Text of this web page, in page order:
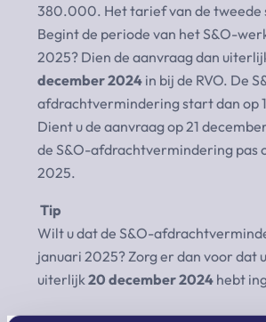
380.000. Het tarief van de tweede
Begint de periode van het S&O-
2025? Dien de aanvraag dan
december 2024 in bij de RVO. De
afdrachtvermindering start dan op
Dient u de aanvraag op 21
de S&O-afdrachtvermindering pas
2025.
Tip
Wilt u dat de S&O-
januari 2025? Zorg er dan voor dat
uiterlijk20 december 2024 hebt